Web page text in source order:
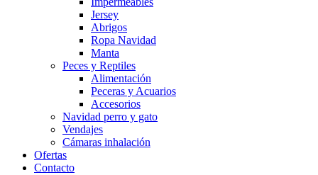
Jersey
Abrigos
Ropa Navidad
Manta
Peces y Reptiles
Alimentación
Peceras y Acuarios
Accesorios
Navidad perro y gato
Vendajes
Cámaras inhalación
Ofertas
Contacto